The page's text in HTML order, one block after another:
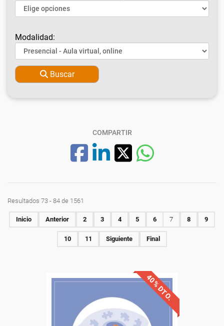
Modalidad:
Buscar
COMPARTIR
Resultados 73 - 84 de 1561
Inicio Anterior 2 3 4 5 6 7 8 9
10 11 Siguiente Final
40% DTO.
Descuentos especiales